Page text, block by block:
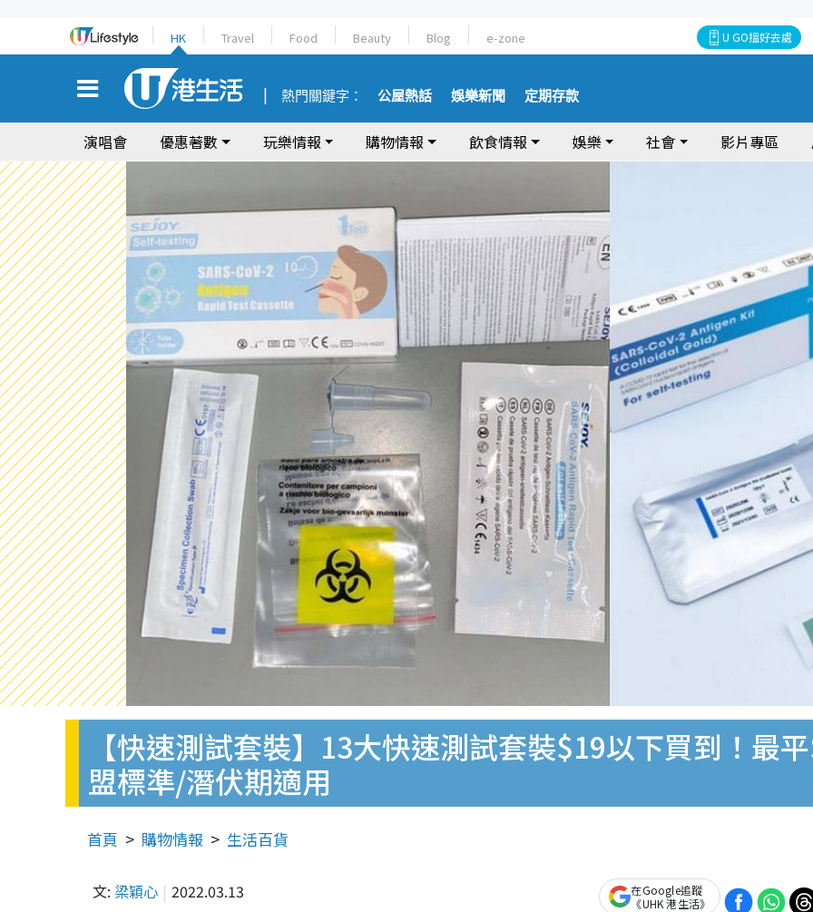
HK Travel Food Beauty Blog e-zone U GO搵好去處
熱門關鍵字： 公屋熱話 娛樂新聞 定期存款
演唱會 優惠著數 玩樂情報 購物情報 飲食情報 娛樂 社會 影片專區
【快速測試套裝】13大快速測試套裝$19以下買到！最
盟標準/潛伏期適用
首頁 購物情報 生活百貨
文: 梁穎心 2022.03.13
在Google追蹤
《UHK 港生活》